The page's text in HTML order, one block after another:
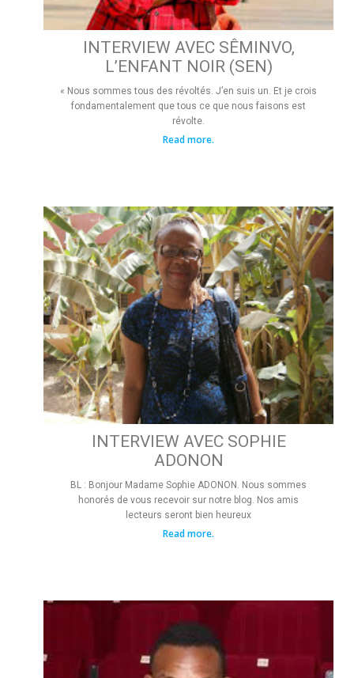
INTERVIEW AVEC SÊMINVO,
L’ENFANT NOIR (SEN)
« Nous sommes tous des révoltés. J’en suis un. Et je crois
fondamentalement que tous ce que nous faisons est
révolte.
Read more.
INTERVIEW AVEC SOPHIE
ADONON
BL : Bonjour Madame Sophie ADONON. Nous sommes
honorés de vous recevoir sur notre blog. Nos amis
lecteurs seront bien heureux
Read more.